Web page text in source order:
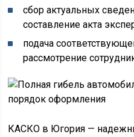
сбор актуальных
составление акта
подача
рассмотрение
КАСКО в Югория —